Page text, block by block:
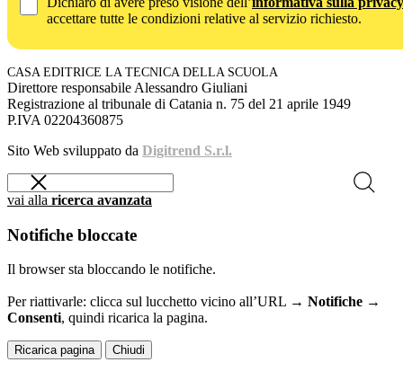
accettare tutte le condizioni relative al servizio richiesto.
CASA EDITRICE LA TECNICA DELLA SCUOLA
Direttore responsabile Alessandro Giuliani
Registrazione al tribunale di Catania n. 75 del 21 aprile 1949
P.IVA 02204360875
Sito Web sviluppato da Digitrend S.r.l.
vai alla ricerca avanzata
Notifiche bloccate
Il browser sta bloccando le notifiche.
Per riattivarle: clicca sul lucchetto vicino all’URL → Notifiche →
Consenti, quindi ricarica la pagina.
Ricarica pagina Chiudi